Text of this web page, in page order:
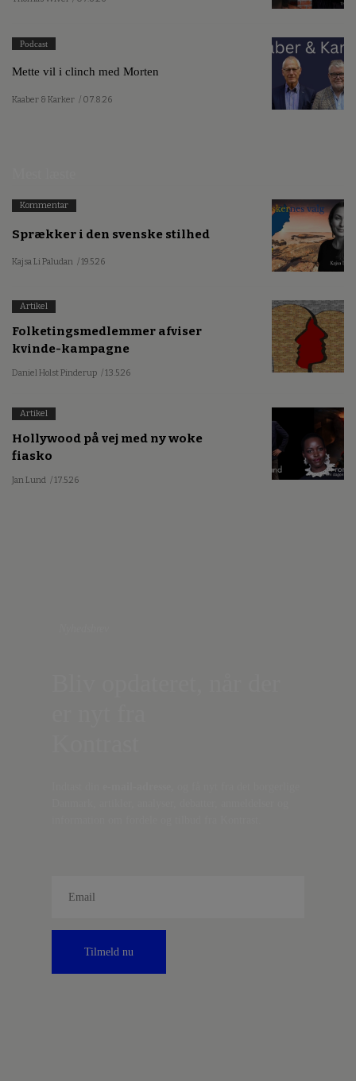
Podcast
Mette vil i clinch med Morten
Kaaber & Karker / 07.8.26
Kommentar
Sprækker i den svenske stilhed
Kajsa Li Paludan / 19.5.26
Artikel
Folketingsmedlemmer afviser
kvinde-kampagne
Daniel Holst Pinderup / 13.5.26
Artikel
Hollywood på vej med ny woke
fiasko
Jan Lund / 17.5.26
Tilmeld nu